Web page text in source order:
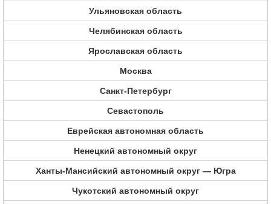
Ульяновская область
Челябинская область
Ярославская область
Москва
Санкт-Петербург
Севастополь
Еврейская автономная область
Ненецкий автономный округ
Ханты-Мансийский автономный округ — Югра
Чукотский автономный округ